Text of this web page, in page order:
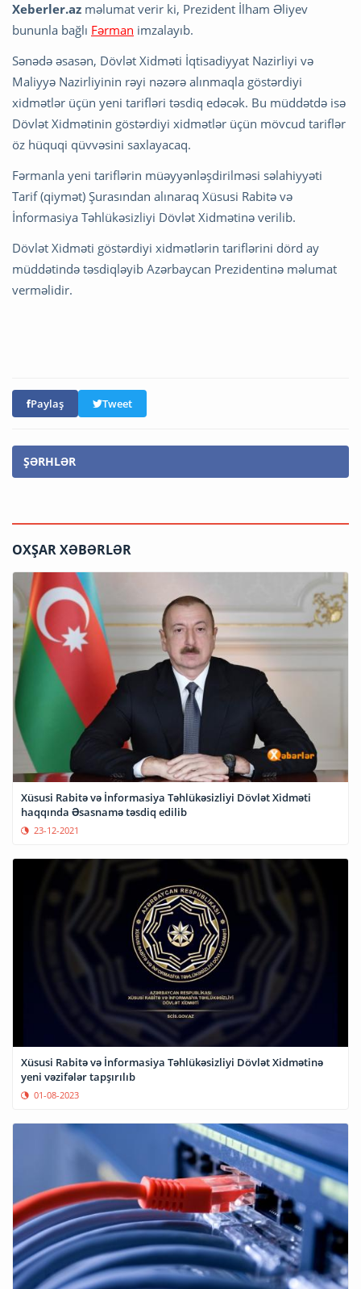
Xeberler.az məlumat verir ki, Prezident İlham Əliyev
bununla bağlı Fərman imzalayıb.
Sənədə əsasən, Dövlət Xidməti İqtisadiyyat Nazirliyi və
Maliyyə Nazirliyinin rəyi nəzərə alınmaqla göstərdiyi
xidmətlər üçün yeni tarifləri təsdiq edəcək. Bu müddətdə isə
Dövlət Xidmətinin göstərdiyi xidmətlər üçün mövcud tariflər
öz hüquqi qüvvəsini saxlayacaq.
Fərmanla yeni tariflərin müəyyənləşdirilməsi səlahiyyəti
Tarif (qiymət) Şurasından alınaraq Xüsusi Rabitə və
İnformasiya Təhlükəsizliyi Dövlət Xidmətinə verilib.
Dövlət Xidməti göstərdiyi xidmətlərin tariflərini dörd ay
müddətində təsdiqləyib Azərbaycan Prezidentinə məlumat
verməlidir.
Paylaş Tweet
ŞƏRHLƏR
OXŞAR XƏBƏRLƏR
Xüsusi Rabitə və İnformasiya Təhlükəsizliyi Dövlət Xidməti
haqqında Əsasnamə təsdiq edilib
23-12-2021
Xüsusi Rabitə və İnformasiya Təhlükəsizliyi Dövlət Xidmətinə
yeni vəzifələr tapşırılıb
01-08-2023